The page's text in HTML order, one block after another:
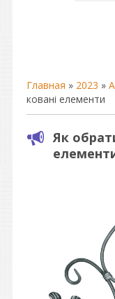
Главная » 2023 »
ковані елементи
Як